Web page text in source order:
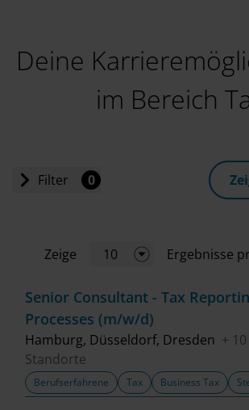
Deine
im Bereich
Filter 0
Standort
Fachbereich
Zeige 10 Ergebnisse
Senior Consultant - Tax
Processes (m/w/d)
Hamburg, Düsseldorf, Dresden +
Standorte
Berufserfahrene Tax Business Tax